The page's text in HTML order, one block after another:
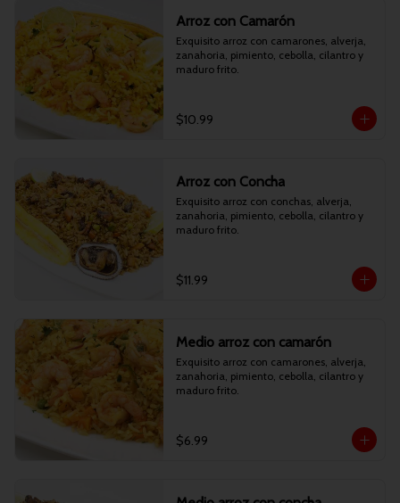
Arroz con Camarón
Exquisito arroz con camarones, alverja,
zanahoria, pimiento, cebolla, cilantro y
maduro frito.
$10.99
Arroz con Concha
Exquisito arroz con conchas, alverja,
zanahoria, pimiento, cebolla, cilantro y
maduro frito.
$11.99
Medio arroz con camarón
Exquisito arroz con camarones, alverja,
zanahoria, pimiento, cebolla, cilantro y
maduro frito.
$6.99